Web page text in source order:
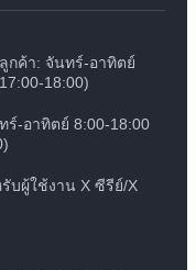
กค้า: จันทร์-อาทิตย์
18:00)
ร์-อาทิตย์ 8:00-18:00
บผู้ใช้งาน X ซีรีย์/X